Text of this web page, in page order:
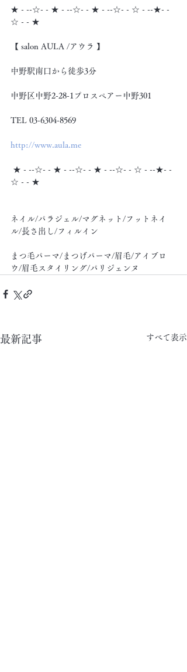
★ - --☆- - ★ - --☆- - ★ - --☆- - ☆ - --★- -
☆ - - ★
【 salon AULA /アウラ 】
中野駅南口から徒歩3分
中野区中野2-28-1プロスペアー中野301
TEL 03-6304-8569
http://www.aula.me
★ - --☆- - ★ - --☆- - ★ - --☆- - ☆ - --★- -
☆ - - ★
ネイル/パラジェル/マグネット/フットネイ
ル/長さ出し/フィルイン
まつ毛パーマ/まつげパーマ/眉毛/アイブロ
ウ/眉毛スタイリング/パリジェンヌ
最新記事 すべて表示